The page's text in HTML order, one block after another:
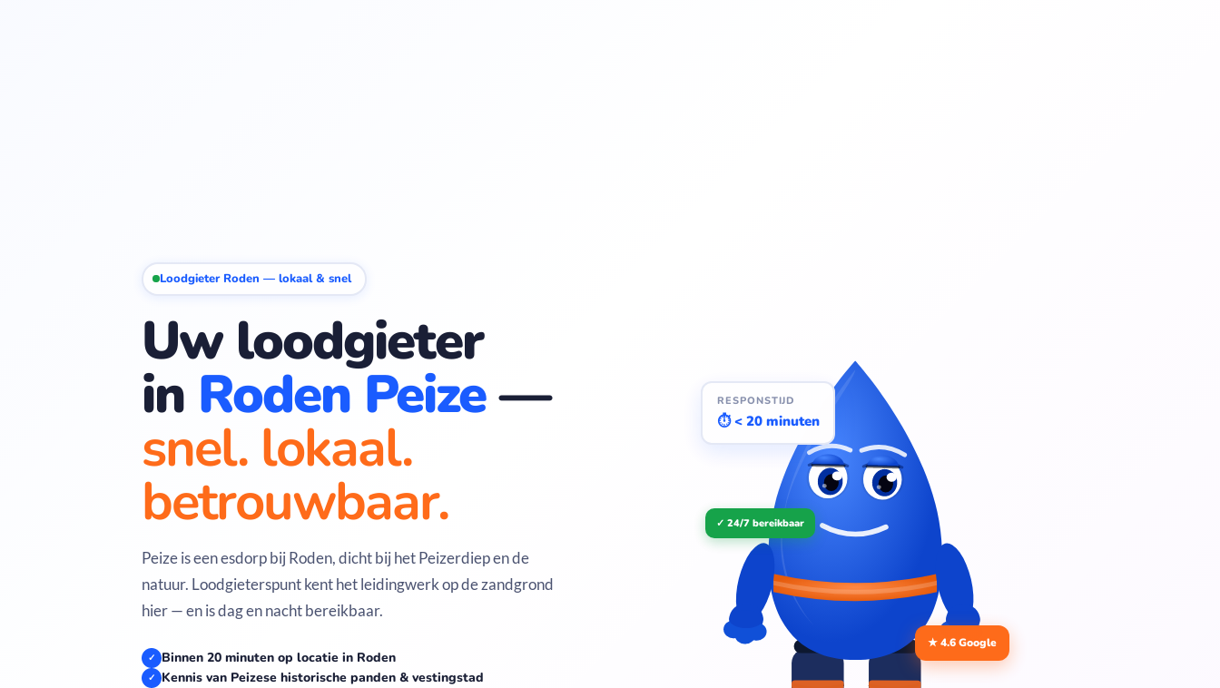
Loodgieter Roden — lokaal & snel
Uw loodgieter
in Roden Peize—
snel. lokaal.
betrouwbaar.
Peize is een esdorp bij Roden, dicht bij het Peizerdiep en de
natuur. Loodgieterspunt kent het leidingwerk op de zandgrond
hier — en is dag en nacht bereikbaar.
✓ Binnen 20 minuten op locatie in Roden
✓ Kennis van Peizese historische panden & vestingstad
RESPONSTIJD
⏱ < 20 minuten
★ 4.6 Google
✓ 24/7 bereikbaar